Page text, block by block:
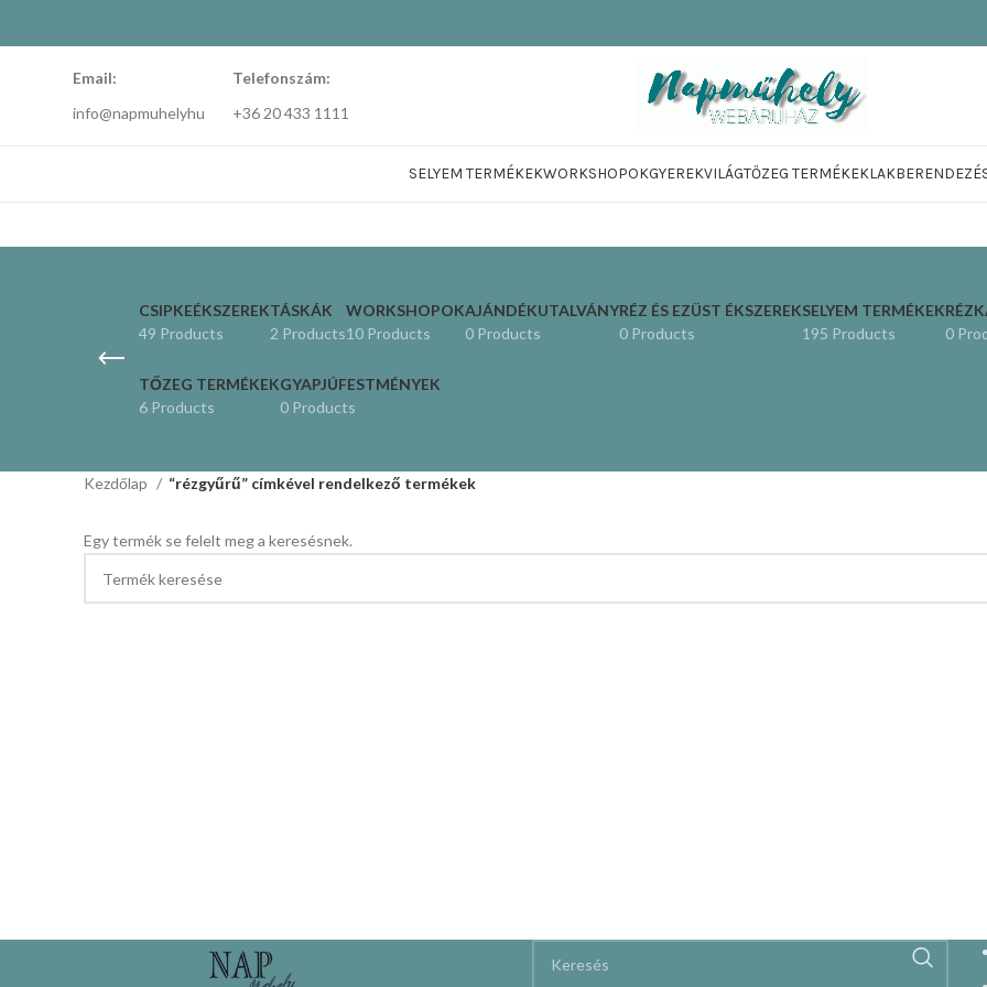
Email:
info@napmuhelyhu
Telefonszám:
+36 20 433 1111
SELYEM TERMÉKEKWORKSHOPOKGYEREKVILÁGTŐZEG TERMÉKEK
CSIPKEÉKSZEREK
49 Products
TÁSKÁK
2 Products
WORKSHOPOK
10 Products
AJÁNDÉKUTALVÁNY
0 Products
RÉZ ÉS EZÜST ÉKSZEREK
0 Products
SELYEM TERMÉKEK
195 Products
0
TŐZEG TERMÉKEK
6 Products
GYAPJÚFESTMÉNYEK
0 Products
Kezdőlap “rézgyűrű” címkével rendelkező termékek
Egy termék se felelt meg a keresésnek.